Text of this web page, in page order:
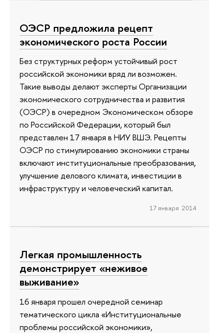
ОЭСР предложила рецепт
экономического роста России
Без структурных реформ устойчивый рост
российской экономики вряд ли возможен.
Такие выводы делают эксперты Организации
экономического сотрудничества и развития
(ОЭСР) в очередном Экономическом обзоре
по Российской Федерации, который был
представлен 17 января в НИУ ВШЭ. Рецепты
ОЭСР по стимулированию экономики страны
включают институциональные преобразования,
улучшение делового климата, инвестиции в
инфраструктуру и человеческий капитал.
17 января 2014
Легкая промышленность
демонстрирует «неживое
выживание»
16 января прошел очередной семинар
тематического цикла «Институциональные
проблемы российской экономики»,